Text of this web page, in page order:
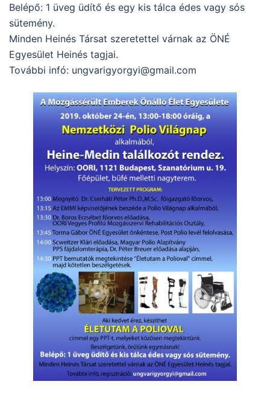
Belépő: 1 üveg üdítő és egy kis tálca édes vagy sós
sütemény.
Minden Heinés Társat szeretettel várnak az ÖNÉ
Egyesület Heinés tagjai.
További infó: ungvarigyorgyi@gmail.com